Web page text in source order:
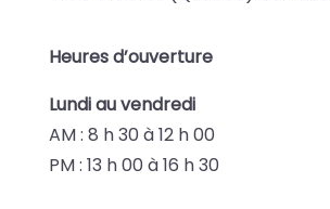
Heures d’ouverture
Lundi au vendredi
AM : 8 h 30 à 12 h 00
PM : 13 h 00 à 16 h 30